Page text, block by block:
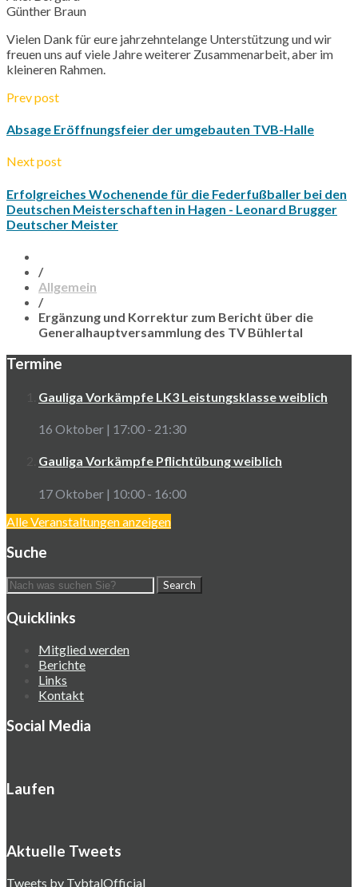
Günther Braun
Vielen Dank für eure jahrzehntelange Unterstützung und wir
freuen uns auf viele Jahre weiterer Zusammenarbeit, aber im
kleineren Rahmen.
Prev post
Absage Eröffnungsfeier der umgebauten TVB-Halle
Next post
Erfolgreiches Wochenende für die Federfußballer bei den
Deutschen Meisterschaften in Hagen - Leonard Brugger
Deutscher Meister
/
Allgemein
/
Ergänzung und Korrektur zum Bericht über die
Generalhauptversammlung des TV Bühlertal
Termine
Gauliga Vorkämpfe LK3 Leistungsklasse weiblich
16 Oktober | 17:00 - 21:30
Gauliga Vorkämpfe Pflichtübung weiblich
17 Oktober | 10:00 - 16:00
Alle Veranstaltungen anzeigen
Suche
Quicklinks
Mitglied werden
Berichte
Links
Kontakt
Social Media
Laufen
Aktuelle Tweets
Tweets by TvbtalOfficial